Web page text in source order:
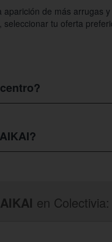
de más
, seleccionar tu oferta
El Centro lo
con el cuidado
en Colectivia: